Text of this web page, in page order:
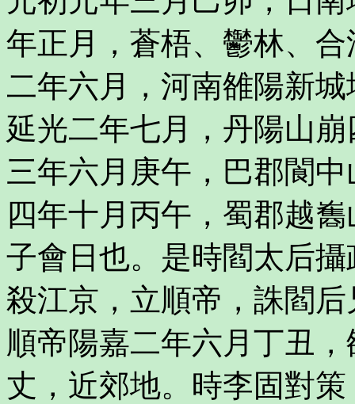
年正月，蒼梧、鬱林、
二年六月，河南雒陽新城
延光二年七月，丹陽山
三年六月庚午，巴郡閬
四年十月丙午，蜀郡越
子會日也。是時閻太后
殺江京，立順帝，誅閻
順帝陽嘉二年六月丁丑
丈，近郊地。時李固對